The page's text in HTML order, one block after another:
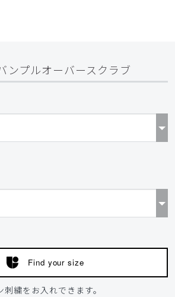
ンプルオーバースクラブ
Find your size
繍をお入れできます。